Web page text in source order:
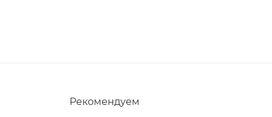
Рекомендуем